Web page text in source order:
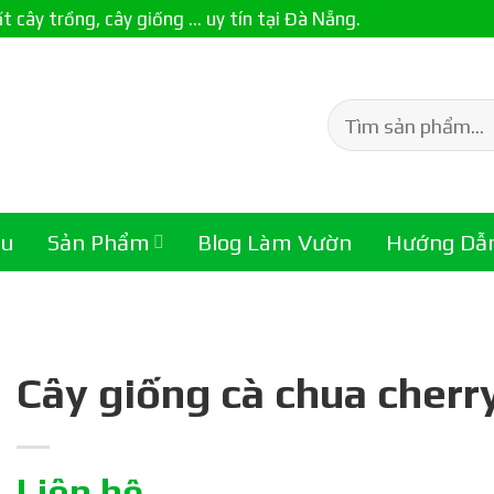
cây trồng, cây giống ... uy tín tại Đà Nẵng.
Tìm
kiếm:
Sản Phẩm Blog Làm Vườn Hướng
Cây giống cà chua